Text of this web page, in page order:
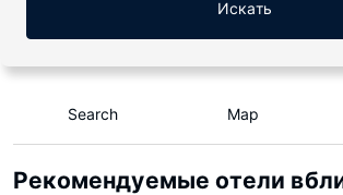
Искать
Search Map
Рекомендуемые отели